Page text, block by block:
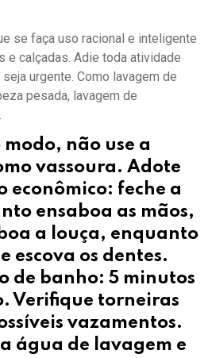
se faça uso racional e inteligente
e calçadas. Adie toda atividade
urgente. Como lavagem de
pesada, lavagem de
modo, não use a
vassoura. Adote
econômico: feche a
ensaboa as mãos,
a louça, enquanto
escova os dentes.
de banho: 5 minutos
Verifique torneiras
vazamentos.
água de lavagem e